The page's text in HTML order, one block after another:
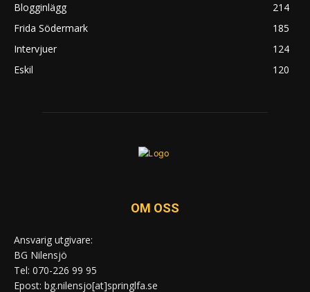
Blogginlägg
214
Frida Södermark
185
Intervjuer
124
Eskil
120
OM OSS
Ansvarig utgivare:
BG Nilensjö
Tel: 070-226 99 95
Epost: bg.nilensjo[at]springlfa.se